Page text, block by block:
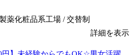
薬化粧品系工場 / 交替制
詳細を表示